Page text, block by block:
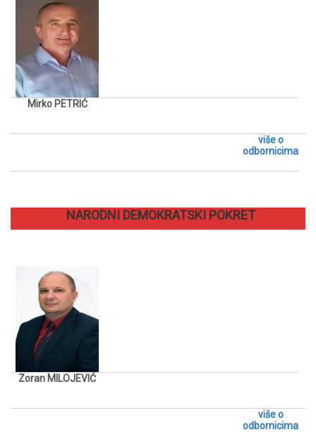
Mirko PETRIĆ
više o
odbornicima
NARODNI DEMOKRATSKI POKRET
Zoran MILOJEVIĆ
više o
odbornicima